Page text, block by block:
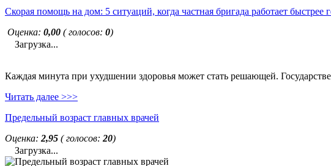
Скорая помощь на дом: 5 ситуаций, когда частная бригада работает быстрее
Оценка: 0,00 ( голосов: 0)
Загрузка...
Каждая минута при ухудшении здоровья может стать решающей.
Читать далее >>>
Предельный возраст главных врачей
Оценка: 2,95 ( голосов: 20)
Загрузка...